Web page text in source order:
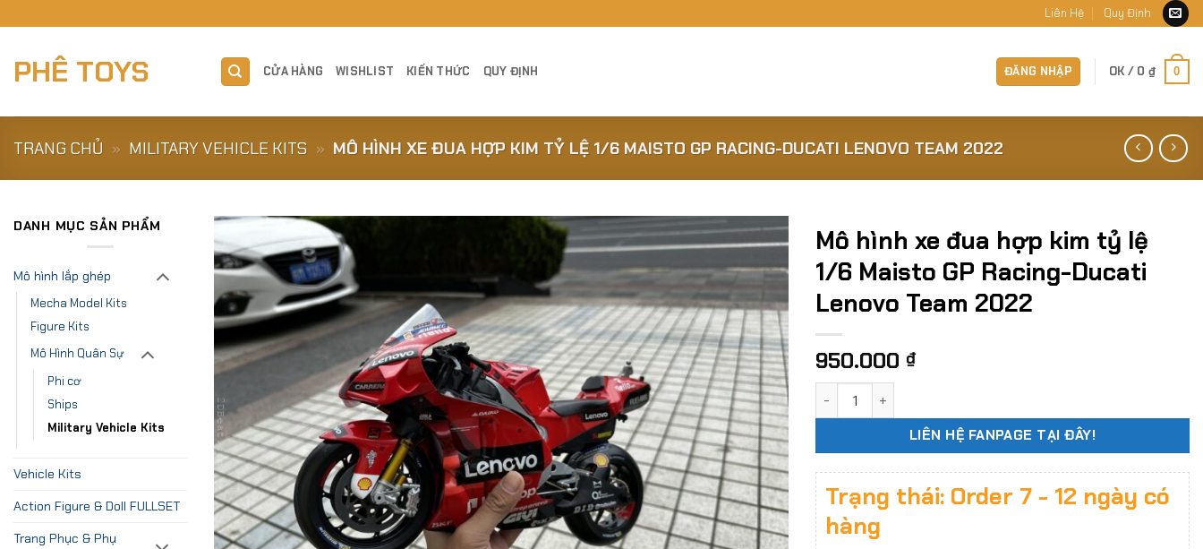
to
Liên Hệ Quy Định
PHÊ TOYS CỬA HÀNG WISHLIST KIẾN THỨC QUY ĐỊNH ĐĂNG NHẬP OK / 0 ₫ 0
TRANG CHỦ » MILITARY VEHICLE KITS » MÔ HÌNH XE ĐUA HỢP KIM TỶ LỆ 1/6 MAISTO GP RACING-DUCATI LENOVO TEAM 2022
DANH MỤC SẢN PHẨM
Mô hình lắp ghép
Mecha Model Kits
Figure Kits
Mô Hình Quân Sự
Phi cơ
Ships
Military Vehicle Kits
Vehicle Kits
Action Figure & Doll FULLSET
Trang Phục & Phụ
Add to
Wishlist
Mô hình xe đua hợp kim tỷ lệ
1/6 Maisto GP Racing-Ducati
Lenovo Team 2022
950.000 ₫
LIÊN HỆ FANPAGE TẠI ĐÂY!
Trạng thái: Order 7 - 12 ngày có
hàng